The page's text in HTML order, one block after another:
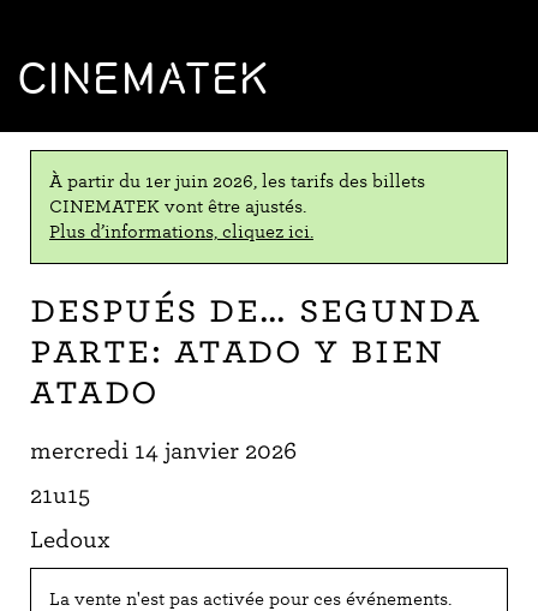
CINEMATEK
À partir du 1er juin 2026, les tarifs des billets
CINEMATEK vont être ajustés.
Plus d’informations, cliquez ici.
Después de… Segunda
parte: Atado y bien
atado
mercredi 14 janvier 2026
21u15
Ledoux
La vente n'est pas activée pour ces événements.